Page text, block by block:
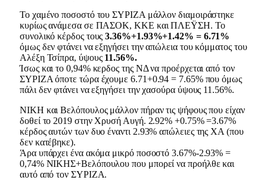
Το χαμένο ποσοστό του ΣΥΡΙΖΑ μάλλον διαμοιράστηκε
κυρίως ανάμεσα σε ΠΑΣΟΚ, ΚΚΕ και ΠΛΕΫΣΗ. Το
συνολικό κέρδος τους3.36%+1.93%+1.42% = 6.71%
όμως δεν φτάνει να εξηγήσει την απώλεια του κόμματος του
Αλέξη Τσίπρα, ύψους 11.56%.
Ίσως και το 0,94% κερδος της ΝΔ να προέρχεται από τον
ΣΥΡΙΖΑ όποτε τώρα έχουμε 6.71+0.94 = 7.65% που όμως
πάλι δεν φτάνει να εξηγήσει την χασούρα ύψους 11.56%.
ΝΙΚΗ και Βελόπουλος μάλλον πήραν τις ψήφους που είχαν
δοθεί το 2019 στην Χρυσή Αυγή. 2.92% +0.75% =3.67%
κέρδος αυτών των δυο έναντι 2.93% απώλειες της ΧΑ (που
δεν κατέβηκε).
Άρα υπάρχει ένα ακόμα μικρό ποσοστό 3.67%-2.93% =
0,74% ΝΙΚΗΣ+Βελόπουλου που μπορεί να προήλθε και
αυτό από τον ΣΥΡΙΖΑ.